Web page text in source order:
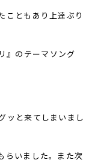
こともあり上達ぶり
』のテーマソング
ッと来てしまいまし
らいました。また次